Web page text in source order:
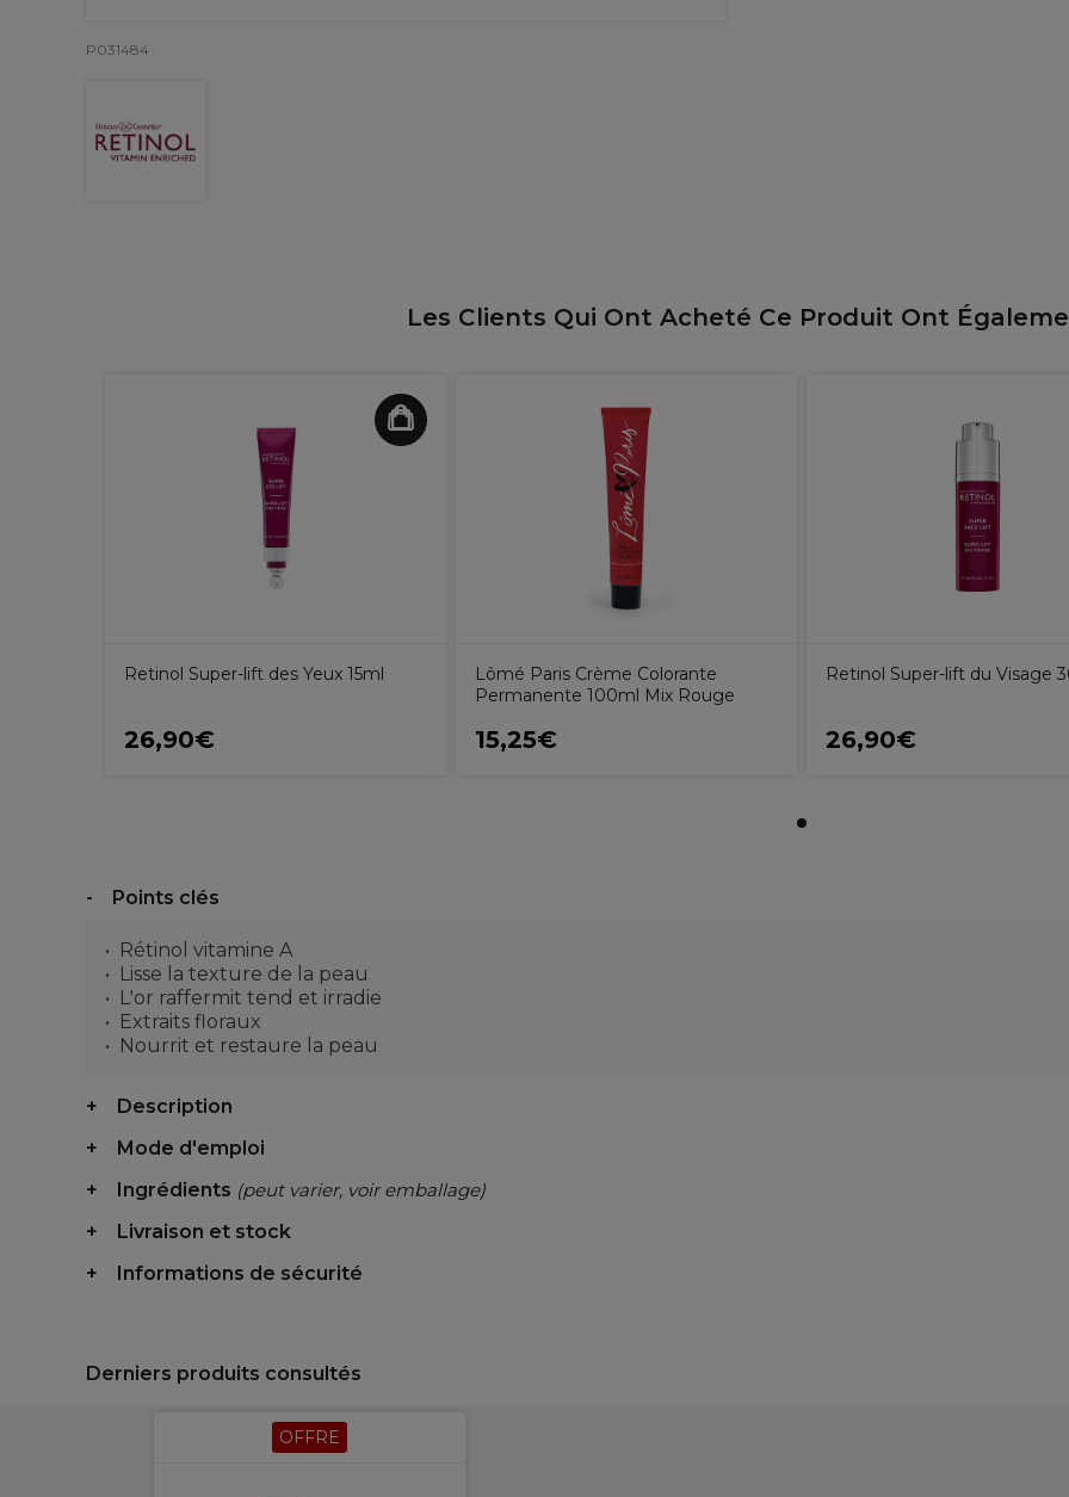
P031484
Les Clients Qui Ont Acheté Ce Produit Ont
Retinol Super-lift des Yeux 15ml
26,90€
Lômé Paris Crème Colorante
Permanente 100ml Mix Rouge
15,25€
Retinol Super-lift du Visage
26,90€
Points clés
Rétinol vitamine A
Lisse la texture de la peau
L'or raffermit tend et irradie
Extraits floraux
Nourrit et restaure la peau
Description
Mode d'emploi
Ingrédients (peut varier, voir emballage)
Livraison et stock
Informations de sécurité
Derniers produits consultés
OFFRE